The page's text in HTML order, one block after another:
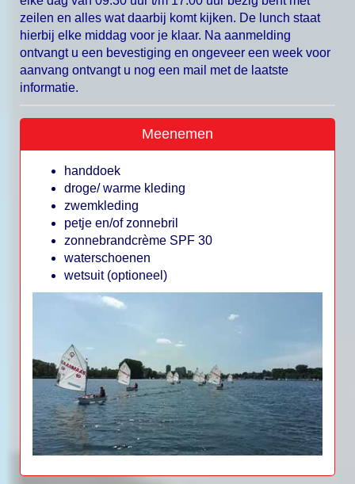
zeilen en alles wat daarbij komt kijken. De lunch staat
hierbij elke middag voor je klaar. Na aanmelding
ontvangt u een bevestiging en ongeveer een week voor
aanvang ontvangt u nog een mail met de laatste
informatie.
Meenemen
handdoek
droge/ warme kleding
zwemkleding
petje en/of zonnebril
zonnebrandcrème SPF 30
waterschoenen
wetsuit (optioneel)